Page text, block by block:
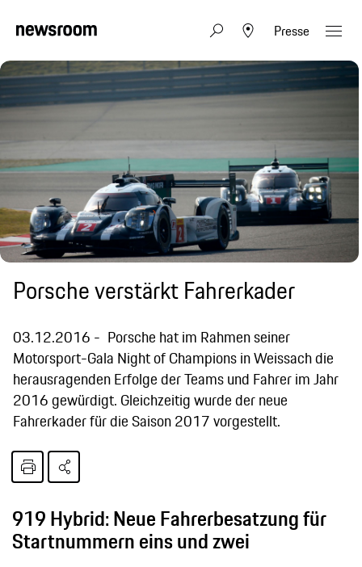
Presse
Porsche verstärkt Fahrerkader
03.12.2016
Porsche hat im Rahmen seiner
Motorsport-Gala Night of Champions in Weissach die
herausragenden Erfolge der Teams und Fahrer im Jahr
2016 gewürdigt. Gleichzeitig wurde der neue
Fahrerkader für die Saison 2017 vorgestellt.
919 Hybrid: Neue Fahrerbesatzung für
Startnummern eins und zwei